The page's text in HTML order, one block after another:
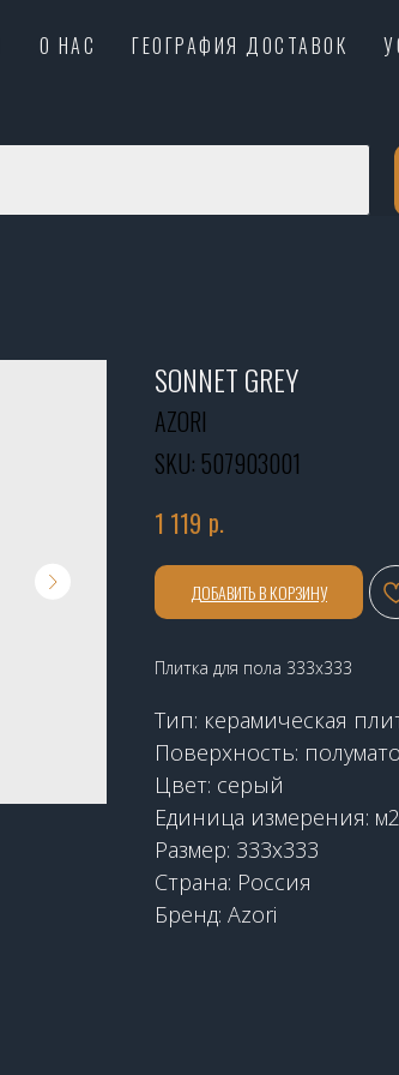
О НАС ГЕОГРАФИЯ ДОСТАВОК
SONNET GREY
AZORI
SKU: 507903001
1 119 р.
ДОБАВИТЬ В КОРЗИНУ
Плитка для пола 333х333
Тип: керамическая
Поверхность:
Цвет: серый
Единица измерения: м2
Размер: 333х333
Страна: Россия
Бренд: Azori